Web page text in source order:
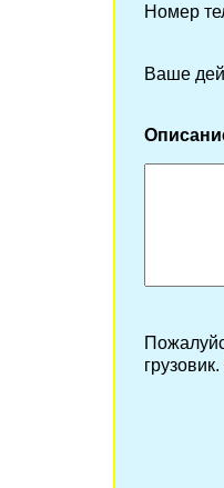
Номер
Ваше
грузовик.